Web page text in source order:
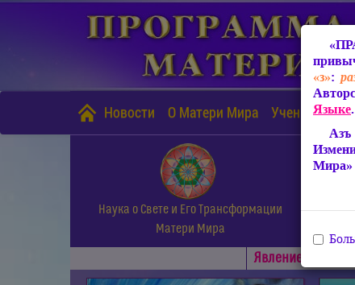
Новости О Матери Мира Учение
Наука о Свете и Его Трансформации
Матери Мира
Явлениe Матери
«з»:
Языке.
Мира»